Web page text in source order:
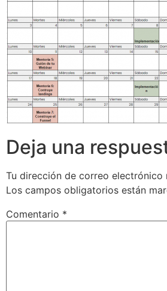
Deja una
Tu dirección de correo electrónico
Los campos obligatorios están
Comentario *